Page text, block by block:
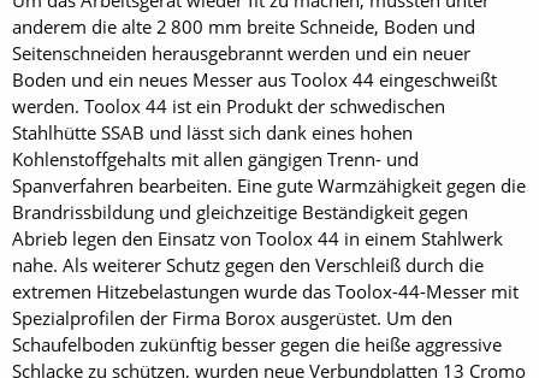
anderem die alte 2 800 mm breite Schneide, Boden und
Seitenschneiden herausgebrannt werden und ein neuer
Boden und ein neues Messer aus Toolox 44 eingeschweißt
werden. Toolox 44 ist ein Produkt der schwedischen
Stahlhütte SSAB und lässt sich dank eines hohen
Kohlenstoffgehalts mit allen gängigen Trenn- und
Spanverfahren bearbeiten. Eine gute Warmzähigkeit gegen die
Brandrissbildung und gleichzeitige Beständigkeit gegen
Abrieb legen den Einsatz von Toolox 44 in einem Stahlwerk
nahe. Als weiterer Schutz gegen den Verschleiß durch die
extremen Hitzebelastungen wurde das Toolox-44-Messer mit
Spezialprofilen der Firma Borox ausgerüstet. Um den
Schaufelboden zukünftig besser gegen die heiße aggressive
Schlacke zu schützen, wurden neue Verbundplatten 13 Cromo